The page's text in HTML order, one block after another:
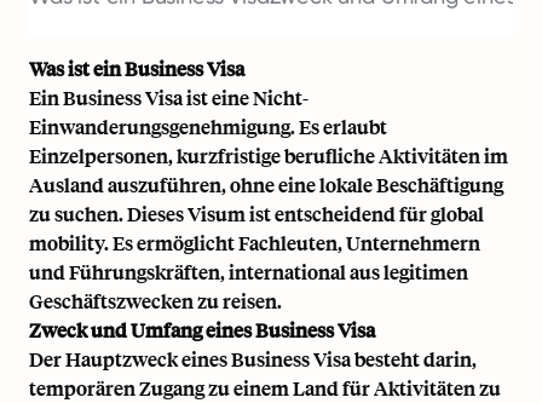
Was ist ein Business Visa
Ein Business Visa ist eine Nicht-
Einwanderungsgenehmigung. Es erlaubt
Einzelpersonen, kurzfristige berufliche Aktivitäten im
Ausland auszuführen, ohne eine lokale Beschäftigung
zu suchen. Dieses Visum ist entscheidend fürglobal
mobility. Es ermöglicht Fachleuten, Unternehmern
und Führungskräften, international aus legitimen
Geschäftszwecken zu reisen.
Zweck und Umfang eines Business Visa
Der Hauptzweck eines Business Visa besteht darin,
temporären Zugang zu einem Land für Aktivitäten zu